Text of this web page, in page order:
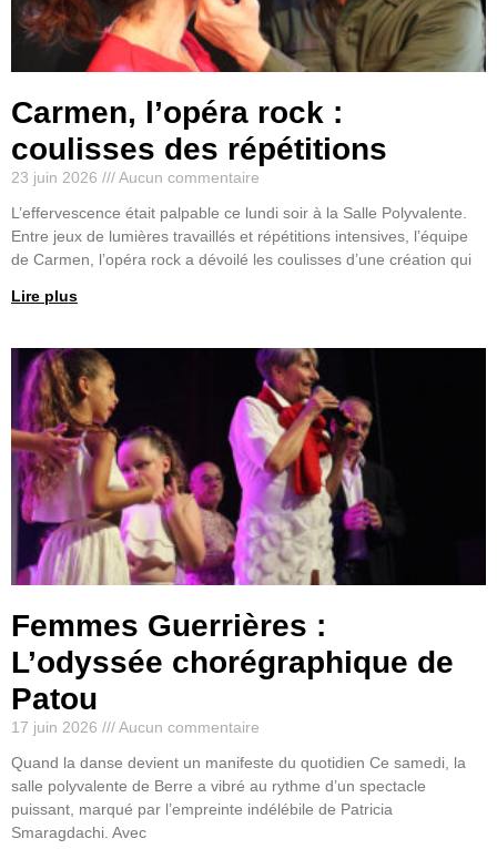
Carmen, l’opéra rock :
coulisses des répétitions
23 juin 2026
Aucun commentaire
L’effervescence était palpable ce lundi soir à la Salle Polyvalente.
Entre jeux de lumières travaillés et répétitions intensives, l’équipe
de Carmen, l’opéra rock a dévoilé les coulisses d’une création qui
Lire plus
Femmes Guerrières :
L’odyssée chorégraphique de
Patou
17 juin 2026
Aucun commentaire
Quand la danse devient un manifeste du quotidien Ce samedi, la
salle polyvalente de Berre a vibré au rythme d’un spectacle
puissant, marqué par l’empreinte indélébile de Patricia
Smaragdachi. Avec